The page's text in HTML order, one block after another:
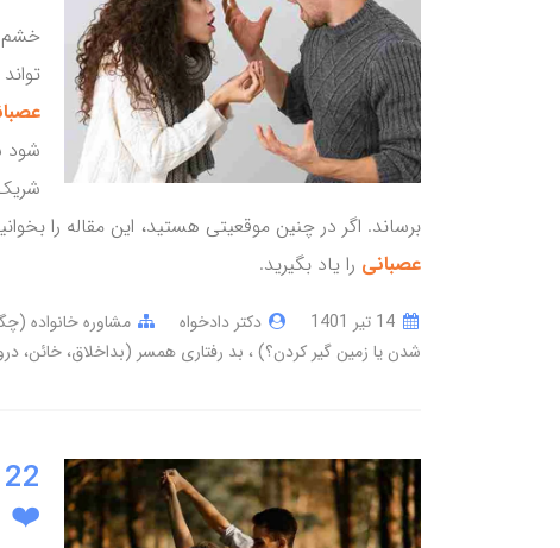
خشم
شود
برساند. اگر در چنین موقعیتی هستید، این مقاله را
عصبانی را یاد بگیرید.
دکتر دادخواه مشاوره خانواده
شدن یا زمین گیر کردن؟) بد رفتاری همسر (بداخلاق، خائن،
❤️